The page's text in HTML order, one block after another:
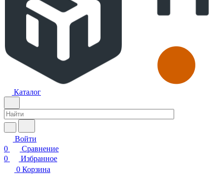
Каталог
Войти
0
Сравнение
0
Избранное
0 Корзина